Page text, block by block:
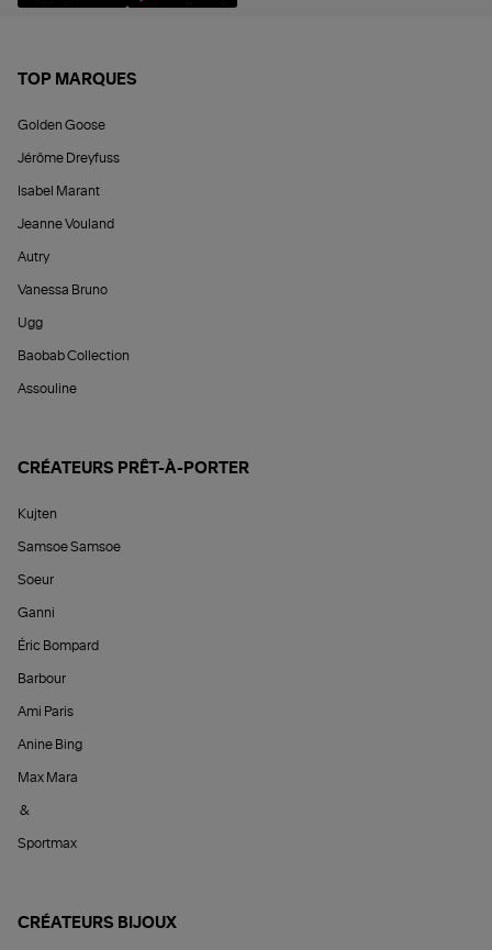
TOP MARQUES
Golden Goose
Jérôme Dreyfuss
Isabel Marant
Jeanne Vouland
Autry
Vanessa Bruno
Ugg
Baobab Collection
Assouline
CRÉATEURS PRÊT-À-PORTER
Kujten
Samsoe Samsoe
Soeur
Ganni
Éric Bompard
Barbour
Ami Paris
Anine Bing
Max Mara
&
Sportmax
CRÉATEURS BIJOUX